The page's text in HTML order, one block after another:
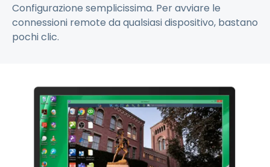
Configurazione semplicissima. Per avviare le
connessioni remote da qualsiasi dispositivo, bastano
pochi clic.